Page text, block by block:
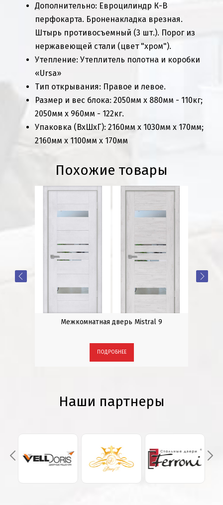
Дополнительно: Евроцилиндр К-В
перфокарта. Броненакладка врезная.
Штырь противосъемный (3 шт.). Порог из
нержавеющей стали (цвет "хром").
Утепление: Утеплитель полотна и коробки
«Ursa»
Тип открывания: Правое и левое.
Размер и вес блока: 2050мм х 880мм - 110кг;
2050мм х 960мм - 122кг.
Упаковка (ВхШхГ): 2160мм х 1030мм х 170мм;
2160мм х 1100мм х 170мм
Похожие товары
Межкомнатная дверь Mistral 9
ПОДРОБНЕЕ
Наши партнеры